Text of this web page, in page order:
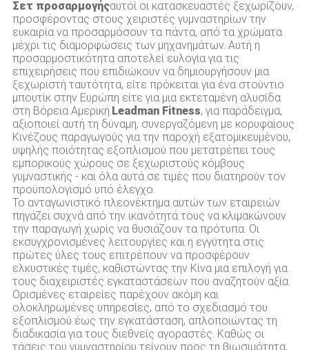
Σετ προσαρμογήςαυτοί οι κατασκευαστές ξεχωρίζουν,
προσφέροντας στους χειριστές γυμναστηρίων την
ευκαιρία να προσαρμόσουν τα πάντα, από τα χρώματα
μέχρι τις διαμορφώσεις των μηχανημάτων. Αυτή η
προσαρμοστικότητα αποτελεί ευλογία για τις
επιχειρήσεις που επιδιώκουν να δημιουργήσουν μια
ξεχωριστή ταυτότητα, είτε πρόκειται για ένα στούντιο
μπουτίκ στην Ευρώπη είτε για μια εκτεταμένη αλυσίδα
στη Βόρεια Αμερική. Leadman Fitness, για παράδειγμα,
αξιοποιεί αυτή τη δύναμη, συνεργαζόμενη με κορυφαίους
Κινέζους παραγωγούς για την παροχή εξατομικευμένου,
υψηλής ποιότητας εξοπλισμού που μετατρέπει τους
εμπορικούς χώρους σε ξεχωριστούς κόμβους
γυμναστικής - και όλα αυτά σε τιμές που διατηρούν τον
προϋπολογισμό υπό έλεγχο.
Το ανταγωνιστικό πλεονέκτημα αυτών των εταιρειών
πηγάζει συχνά από την ικανότητά τους να κλιμακώνουν
την παραγωγή χωρίς να θυσιάζουν τα πρότυπα. Οι
εκσυγχρονισμένες λειτουργίες και η εγγύτητα στις
πρώτες ύλες τους επιτρέπουν να προσφέρουν
ελκυστικές τιμές, καθιστώντας την Κίνα μια επιλογή για
τους διαχειριστές εγκαταστάσεων που αναζητούν αξία.
Ορισμένες εταιρείες παρέχουν ακόμη και
ολοκληρωμένες υπηρεσίες, από το σχεδιασμό του
εξοπλισμού έως την εγκατάσταση, απλοποιώντας τη
διαδικασία για τους διεθνείς αγοραστές. Καθώς οι
τάσεις του γυμναστηρίου τείνουν προς τη βιωσιμότητα,